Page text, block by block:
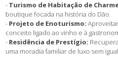
- Turismo de Habitação de
boutique focada na história do Dão.
- Projeto de Enoturismo:
conceito ligado ao vinho e à
- Residência de Prestígio:
uma moradia familiar de luxo sem